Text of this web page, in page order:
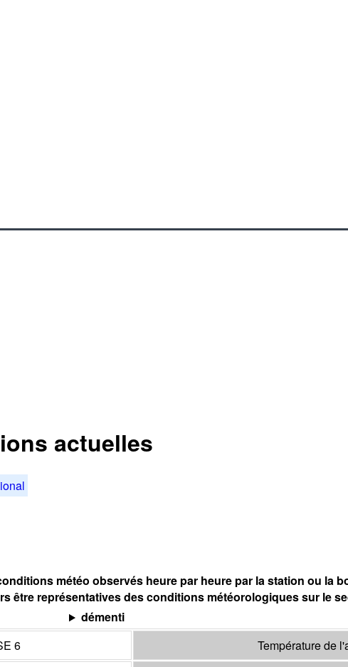
actuelles
météo observés heure par heure par la station ou la
être représentatives des conditions météorologiques sur le
démenti
6 Température de